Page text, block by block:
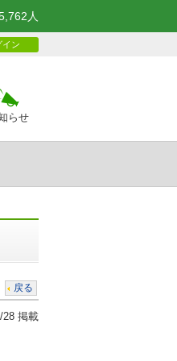
人
イン
らせ
戻る
28 掲載